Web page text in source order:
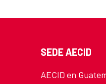
SEDE AECID
AECID en